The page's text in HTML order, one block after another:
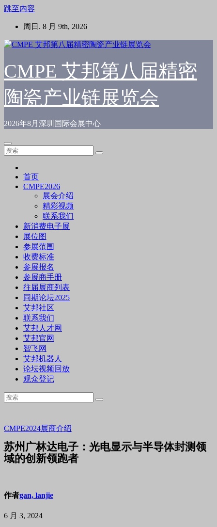
跳至内容
周日. 8 月 9th, 2026
CMPE 艾邦第八届精密
陶瓷产业链展览会
2026年8月深圳国际会展中心
首页
CMPE2026
展会介绍
精彩视频
联系我们
新消费电子展
展位图
参展范围
收费标准
参展报名
参展商手册
往届展商列表
同期论坛2025
艾邦社区
联系我们
艾邦人才网
艾邦官网
智飞网
艾邦机器人
论坛视频回放
观众登记
CMPE2024展商介绍
苏州广林达电子：光电显示与半导体封测领
域的创新领跑者
作者gan, lanjie
6 月 3, 2024